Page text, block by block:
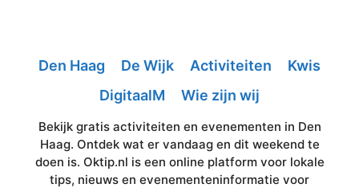
Den Haag De Wijk Activiteiten
Kwis
DigitaalM
Wie zijn wij
Bekijk gratis activiteiten en evenementen in Den
Haag. Ontdek wat er vandaag en dit weekend te
doen is. Oktip.nl is een online platform voor lokale
tips, nieuws en evenementeninformatie voor